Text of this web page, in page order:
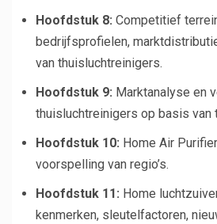
Hoofdstuk 8: Competitief
bedrijfsprofielen,
van thuisluchtreinigers.
Hoofdstuk 9: Marktanalyse en
thuisluchtreinigers op basis van
Hoofdstuk 10: Home Air
voorspelling van regio’s.
Hoofdstuk 11: Home
kenmerken, sleutelfactoren,